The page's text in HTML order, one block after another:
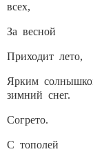
всех,
За
Приходит
Ярким
зимний снег.
Согрето.
С